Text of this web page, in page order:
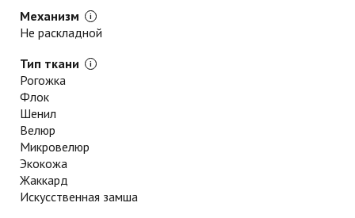
Механизм
Не раскладной
Тип ткани
Рогожка
Флок
Шенил
Велюр
Микровелюр
Экокожа
Жаккард
Искусственная замша